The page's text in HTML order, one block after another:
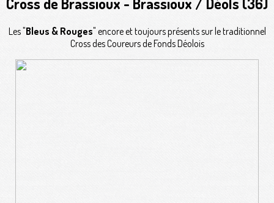
Les "Bleus & Rouges" encore et toujours présents sur le traditionnel
Cross des Coureurs de Fonds Déolois